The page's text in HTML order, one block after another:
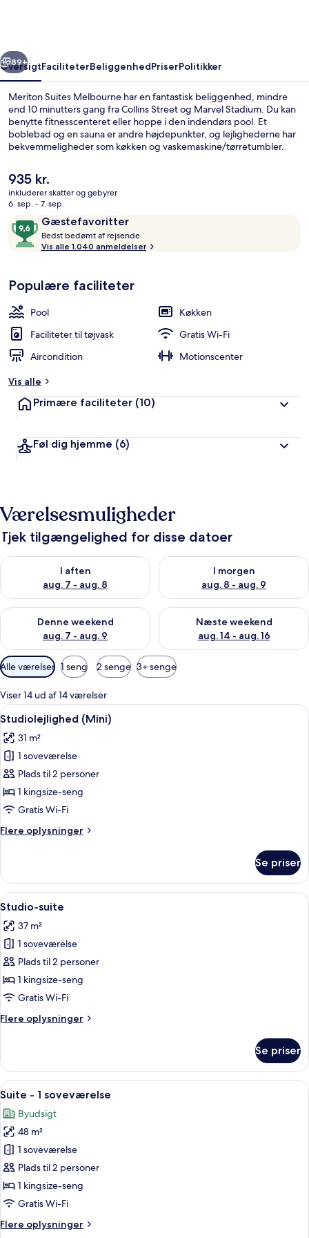
Næste
89+
OversigtFaciliteterBeliggenhedPriserPolitikker
Meriton Suites Melbourne har en fantastisk beliggenhed, mindre
end 10 minutters gang fra Collins Street og Marvel Stadium. Du kan
benytte fitnesscenteret eller hoppe i den indendørs pool. Et
boblebad og en sauna er andre højdepunkter, og lejlighederne har
bekvemmeligheder som køkken og vaskemaskine/tørretumbler.
Offentlig transport er tæt på: Flagstaff Station ligger kun 9 minutter
derfra til fods.
Den
nuværende
pris
935 kr.
935 kr.
inkluderer skatter og gebyrer
6. sep. - 7. sep.
AnmeldelserGæstefavoritter
9,6
ud
af
Gæstefavoritter
Bedst bedømt af rejsende
e
a
f
e
Vis alle 1.040 anmeldelser
Populære faciliteter
Pool
Køkken
Faciliteter til tøjvask
Gratis Wi-Fi
Aircondition
Motionscenter
Vis alle
Primære faciliteter (10)
Føl dig hjemme (6)
Værelsesmuligheder
Tjek tilgængelighed for disse datoer
I aften
aug. 7 - aug. 8
Tjek tilgængelighed for i aften aug. 7 - aug. 8
I morgen
aug. 8 - aug. 9
Tjek tilgængelighed for i
Denne weekend
aug. 7 - aug. 9
Tjek tilgængelighed for denne weekend aug. 7 - aug. 9
Næste weekend
aug. 14 - aug. 16
Tjek tilgængelighed for næste
Tilgængelige
filtre
for
værelser
Alle værelser 1 seng 2 senge 3+ senge
Viser 14 ud af 14 værelser
Indlæs
alle
billeder
af
Studiolejlighed
(Mini)
Et moderne hotelværelse med en
5
Studiolejlighed (Mini)
31 m²
1 soveværelse
Plads til 2 personer
1 kingsize-seng
Gratis Wi-Fi
Flere oplysninger
Flere
(Mini)
Se priser
Indlæs
alle
billeder
af
Studio-
suite
En moderne stue med sofa,
7
Studio-suite
37 m²
1 soveværelse
Plads til 2 personer
1 kingsize-seng
Gratis Wi-Fi
Flere oplysninger
Flere
suite
Se priser
Indlæs
alle
billeder
af
Suite
-
1
soveværelse
En moderne stue med sofa, gul
8
Suite - 1 soveværelse
Byudsigt
48 m²
1 soveværelse
Plads til 2 personer
1 kingsize-seng
Gratis Wi-Fi
Flere oplysninger
Flere